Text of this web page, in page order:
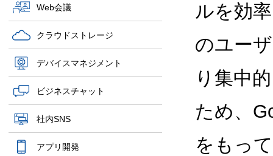
Web会議
クラウドストレージ
デバイスマネジメント
ビジネスチャット
社内SNS
アプリ開発
ルを効
のユー
り集中
ため、
をもっ